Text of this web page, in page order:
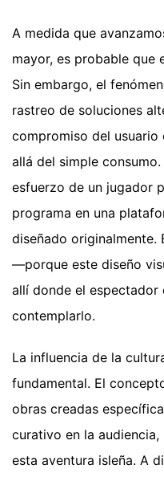
A medida que
mayor, es probable que
Sin embargo, el
rastreo de soluciones
compromiso del
allá del simple
esfuerzo de un jugador
programa en una
diseñado originalmente.
—porque este diseño
allí donde el espectador
contemplarlo.
La influencia de la
fundamental. El
obras creadas
curativo en la
esta aventura isleña. A